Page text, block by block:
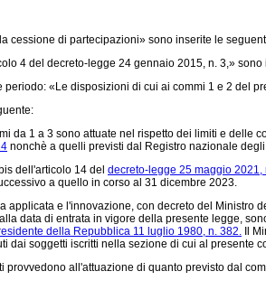
di partecipazioni» sono inserite le
4 del decreto-legge 24 gennaio 2015, n. 3,» sono
«Le disposizioni di cui ai commi 1 e 2 del
da 1 a 3 sono attuate nel rispetto dei limiti e delle
nonchè a quelli previsti dal Registro nazionale
dell'articolo 14 del decreto-legge 25 maggio 2021,
a quello in corso al 31 dicembre 2023.
e l'innovazione, con decreto del Ministro
data di entrata in vigore della presente legge,
della Repubblica 11 luglio 1980, n. 382. Il
dai soggetti iscritti nella sezione di cui al
all'attuazione di quanto previsto dal